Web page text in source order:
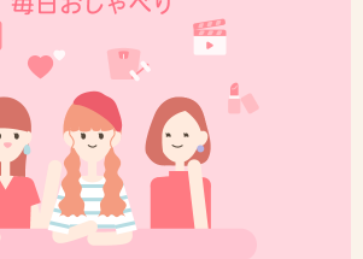
…
その事件の担当になった
て